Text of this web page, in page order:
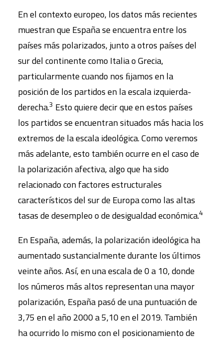
En el contexto europeo, los datos más recientes
muestran que España se encuentra entre los
países más polarizados, junto a otros países del
sur del continente como Italia o Grecia,
particularmente cuando nos ﬁjamos en la
posición de los partidos en la escala izquierda-
derecha.3 Esto quiere decir que en estos países
los partidos se encuentran situados más hacia los
extremos de la escala ideológica. Como veremos
más adelante, esto también ocurre en el caso de
la polarización afectiva, algo que ha sido
relacionado con factores estructurales
característicos del sur de Europa como las altas
tasas de desempleo o de desigualdad económica.4
En España, además, la polarización ideológica ha
aumentado sustancialmente durante los últimos
veinte años. Así, en una escala de 0 a 10, donde
los números más altos representan una mayor
polarización, España pasó de una puntuación de
3,75 en el año 2000 a 5,10 en el 2019. También
ha ocurrido lo mismo con el posicionamiento de